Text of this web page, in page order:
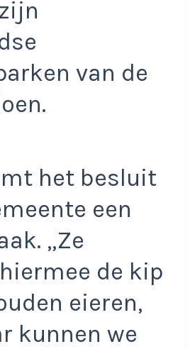
van de
het besluit
een
„Ze
de kip
eieren,
kunnen we